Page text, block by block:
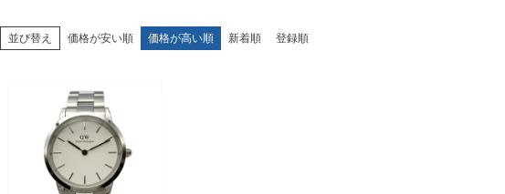
並び替え 価格が安い順 価格が高い順 新着順 登録順